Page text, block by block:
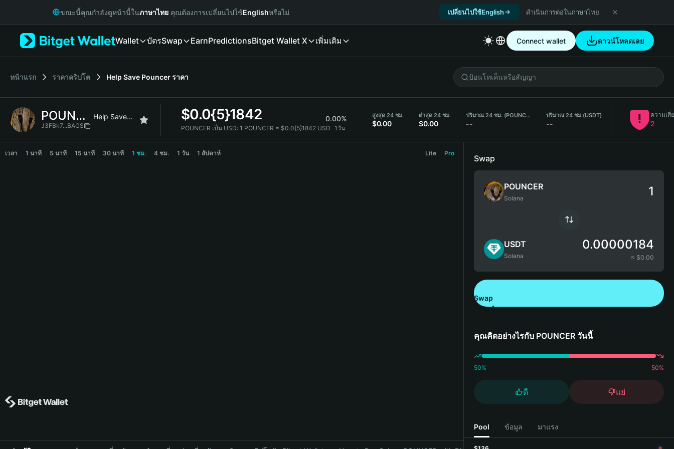
Русский
Italiano
简体中文
繁體中文
Bahasa Indonesia
ขณะนี้คุณกำลังดูหน้านี้ในภาษาไทย คุณต้องการเปลี่ยนไปใช้Englishหรือไม่ เปลี่ยนไปใช้English ดำเนินการต่อในภาษาไทย
Wallet บัตรSwap EarnPredictionsBitget Wallet X เพิ่มเติม Connect wallet ดาวน์โหลดเลย
หน้าแรก ราคาคริปโต Help Save Pouncerราคา
POUNCER Help Save Pouncer
J3FBk7...BAGS
$0.0{5}1842 0.00%
POUNCER เป็น USD: 1 POUNCER = $0.0{5}1842 USD 1วัน
สูงสุด 24 ชม.
$0.00
ต่ำสุด 24 ชม.
$0.00
ปริมาณ 24 ชม. (POUNCER)
--
ปริมาณ 24 ชม.(USDT)
--
ความเสี่
2
POUNCER Price Chart
เวลา 1 นาที 5 นาที 15 นาที 30 นาที 1 ชม. 4 ชม. 1 วัน 1 สัปดาห์ Lite Pro
Swap
POUNCER
Solana
USDT
Solana
0.00000184
≈ $0.00
Swap
คุณคิดอย่างไรกับ POUNCER วันนี้
50% 50%
ดี แย่
Pool ข้อมูล มาแรง